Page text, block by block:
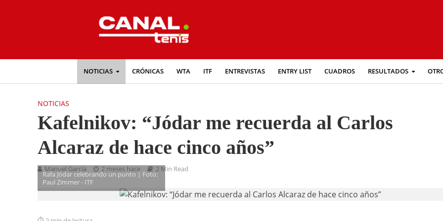
NOTICIAS CRÓNICAS WTA ITF ENTREVISTAS ENTRY LIST CUADROS RESULTADOS
NOTICIAS
Kafelnikov: “Jódar me recuerda al Carlos
Alcaraz de hace cinco años”
Manuel García 2 meses hace 2 Min Read
Rafa Jódar celebrando un punto | Foto:
Paul Zimmer - ITF